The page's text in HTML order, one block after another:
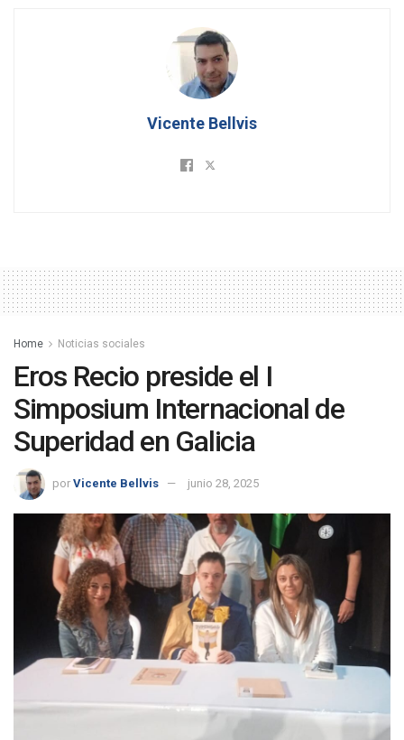
Vicente Bellvis
Home Noticias sociales
Eros Recio preside el I
Simposium Internacional de
Superidad en Galicia
por Vicente Bellvis junio 28, 2025